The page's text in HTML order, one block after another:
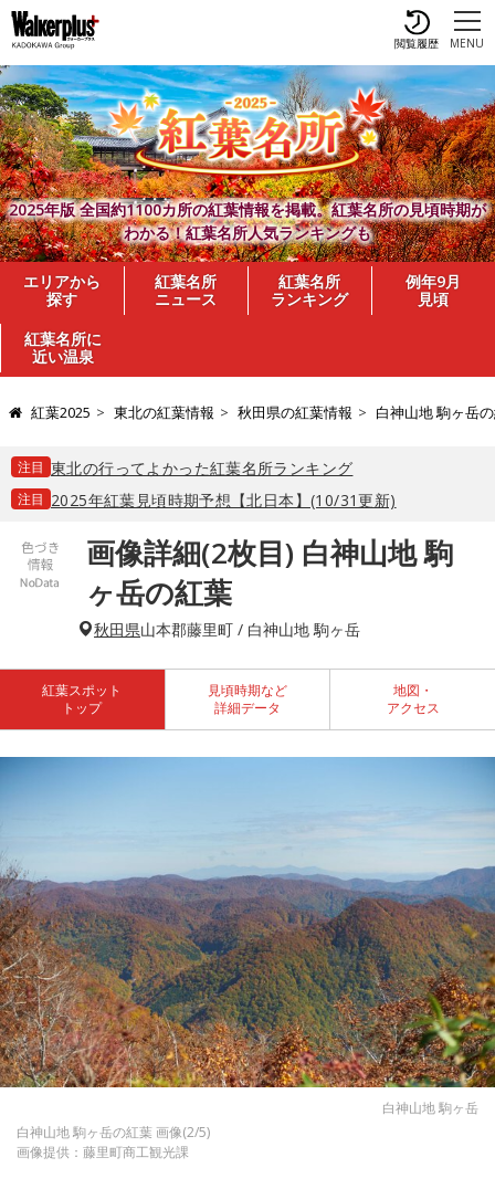
MENU
閲覧履歴
2025年版 全国約1100カ所の紅葉情報を掲載。紅葉名所の見頃時期が
わかる！紅葉名所人気ランキングも
エリアから
探す
紅葉名所
ニュース
紅葉名所
ランキング
例年9月
見頃
紅葉名所に
近い温泉
紅葉2025 東北の紅葉情報 秋田県の紅葉情報 白神山地 駒ヶ岳
注目 東北の行ってよかった紅葉名所ランキング
注目 2025年紅葉見頃時期予想【北日本】(10/31更新)
画像詳細(2枚目) 白神山地 駒
ヶ岳の紅葉
秋田県山本郡藤里町 / 白神山地 駒ヶ岳
紅葉スポット
トップ
見頃時期など
詳細データ
地図・
アクセス
白神山地 駒ヶ岳
白神山地 駒ヶ岳の紅葉 画像(2/5)
画像提供：藤里町商工観光課